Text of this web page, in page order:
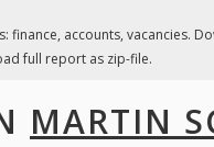
finance, accounts, vacancies.
full report as zip-file.
MARTIN